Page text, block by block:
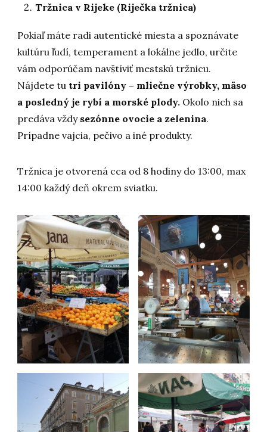
Tržnica v Rijeke (Riječka tržnica)
Pokiaľ máte radi autentické miesta a spoznávate
kultúru ľudí, temperament a lokálne jedlo, určite
vám odporúčam navštíviť mestskú tržnicu.
Nájdete tu tri pavilóny – mliečne výrobky, mäso
a posledný je rybí a morské plody. Okolo nich sa
predáva vždy sezónne ovocie a zelenina.
Prípadne vajcia, pečivo a iné produkty.
Tržnica je otvorená cca od 8 hodiny do 13:00, max
14:00 každý deň okrem sviatku.